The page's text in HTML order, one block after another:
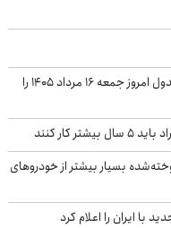
تغییرات شدید محصولات سایپا/ خریداران جدول امروز جمعه ۱۶ مرداد ۱۴۰۵ را
کار کنند
بسیار بیشتر از خودروهای
با ایران را اعلام کرد